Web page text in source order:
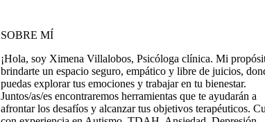
SOBRE MÍ
¡Hola, soy Ximena Villalobos, Psicóloga clínica. Mi
brindarte un espacio seguro, empático y libre de juicios,
puedas explorar tus emociones y trabajar en tu bienestar.
Juntos/as/es encontraremos herramientas que te ayudarán a
afrontar los desafíos y alcanzar tus objetivos terapéuticos.